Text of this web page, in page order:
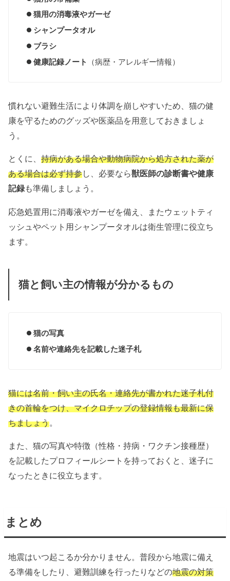
猫用の消毒液やガーゼ
シャンプータオル
ブラシ
健康記録ノート
（病歴・アレルギー情報）
慣れない避難生活により体調を崩しやすいため、猫の健
康を守るためのグッズや医薬品を用意しておきましょ
う。
とくに、持病がある場合や動物病院から処方された薬が
ある場合は必ず持参し、 必要なら獣医師の診断書や健康
記録も準備しましょう。
応急処置用に消毒液やガーゼを備え、またウェットティ
ッシュやペット用シャンプータオルは衛生管理に役立ち
ます。
猫と飼い主の情報が分かるもの
猫の写真
名前や連絡先を記載した迷子札
猫には名前・飼い主の氏名・連絡先が書かれた迷子札付
きの首輪をつけ、マイクロチップの登録情報も最新に保
ちましょう。
また、猫の写真や特徴（性格・持病・ワクチン接種歴）
を記載したプロフィールシートを持っておくと、迷子に
なったときに役立ちます。
まとめ
地震はいつ起こるか分かりません。普段から地震に備え
る準備をしたり、避難訓練を行ったりなどの地震の対策